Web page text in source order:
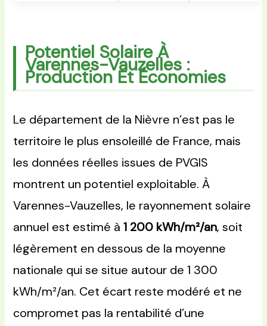
Potentiel Solaire À
Varennes-Vauzelles :
Production Et Économies
Le département de la Nièvre n’est pas le
territoire le plus ensoleillé de France, mais
les données réelles issues de PVGIS
montrent un potentiel exploitable. À
Varennes-Vauzelles, le rayonnement solaire
annuel est estimé à1 200 kWh/m²/an, soit
légèrement en dessous de la moyenne
nationale qui se situe autour de 1 300
kWh/m²/an. Cet écart reste modéré et ne
compromet pas la rentabilité d’une